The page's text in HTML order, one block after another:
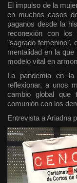
El impulso de la
en muchos casos
paganos desde la
reconexión con
"sagrado femenino",
mentalidad en la
modelo vital en
La pandemia en
reflexionar, a unos
cambio global que
comunión con los
Entrevista a Ariadna